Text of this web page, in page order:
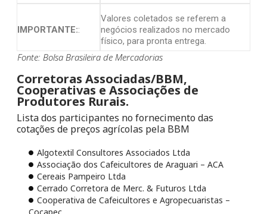
IMPORTANTE::
Valores coletados se referem a
negócios realizados no mercado
físico, para pronta entrega.
Fonte: Bolsa Brasileira de Mercadorias
Corretoras Associadas/BBM,
Cooperativas e Associações de
Produtores Rurais.
Lista dos participantes no fornecimento das
cotações de preços agrícolas pela BBM
Algotextil Consultores Associados Ltda
Associação dos Cafeicultores de Araguari – ACA
Cereais Pampeiro Ltda
Cerrado Corretora de Merc. & Futuros Ltda
Cooperativa de Cafeicultores e Agropecuaristas –